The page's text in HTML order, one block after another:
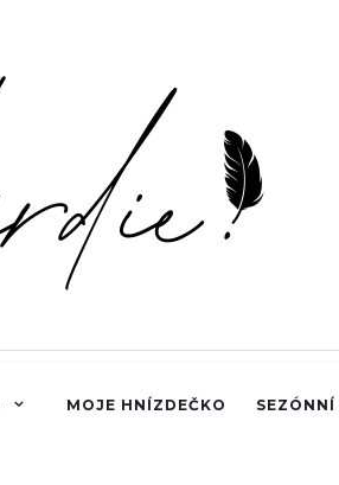
MOJE HNÍZDEČKO